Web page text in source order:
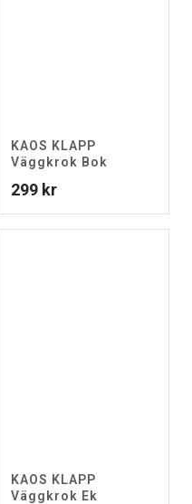
KAOS KLAPP
Väggkrok Bok
299 kr
KAOS KLAPP
Väggkrok Ek